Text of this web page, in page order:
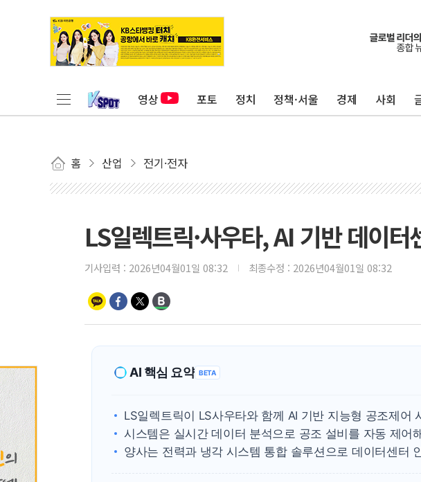
영상 포토 정치 정책·서울 경제 사회
홈 산업 전기·전자
LS일렉트릭·사우타, AI 기반 데이
기사입력 : 2026년04월01일 08:32 최종수정 : 2026년04월01일 08:32
AI 핵심 요약 BETA
LS일렉트릭이 LS사우타와 함께 AI 기반 지능형 공조제어
시스템은 실시간 데이터 분석으로 공조 설비를 자동 제어
양사는 전력과 냉각 시스템 통합 솔루션으로 데이터센터